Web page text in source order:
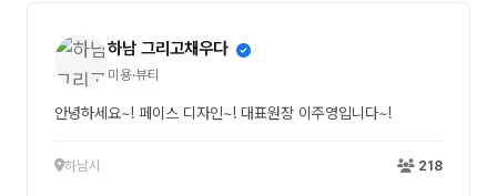
하남 그리고채우다
미용·뷰티
안녕하세요~! 페이스 디자인~! 대표원장 이주영입니다~!
하남시 218